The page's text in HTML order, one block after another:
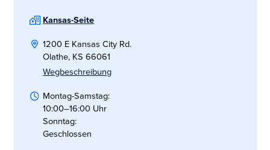
Kansas-Seite
1200 E Kansas City Rd.
Olathe, KS 66061
Wegbeschreibung
Montag-Samstag:
10:00–16:00 Uhr
Sonntag:
Geschlossen